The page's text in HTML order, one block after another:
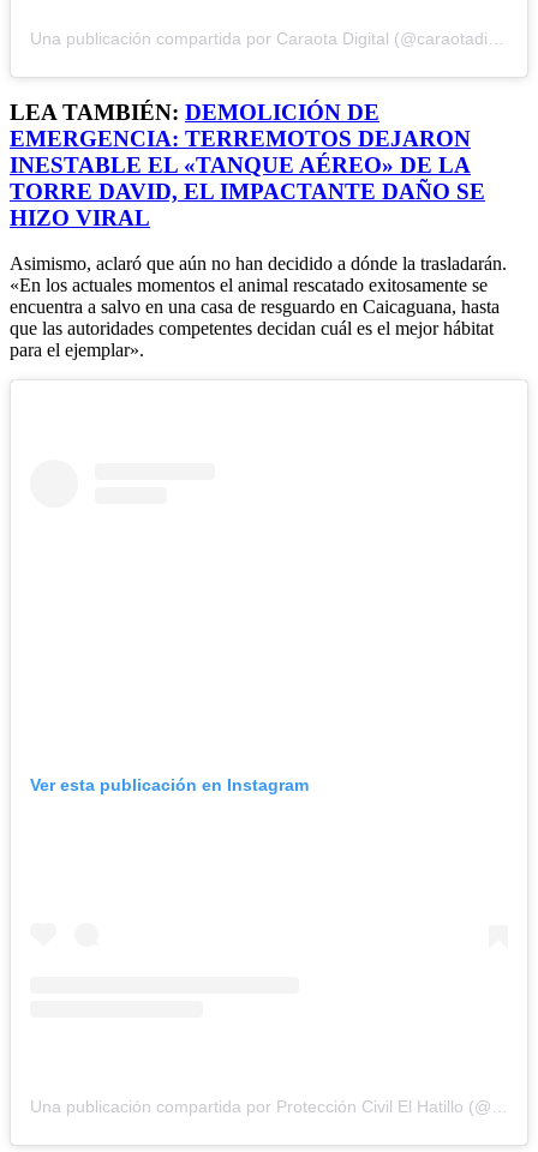
LEA TAMBIÉN: DEMOLICIÓN DE
EMERGENCIA: TERREMOTOS DEJARON
INESTABLE EL «TANQUE AÉREO» DE LA
TORRE DAVID, EL IMPACTANTE DAÑO SE
HIZO VIRAL
Asimismo, aclaró que aún no han decidido a dónde la trasladarán.
«En los actuales momentos el animal rescatado exitosamente se
encuentra a salvo en una casa de resguardo en Caicaguana, hasta
que las autoridades competentes decidan cuál es el mejor hábitat
para el ejemplar».
Ver esta publicación en Instagram